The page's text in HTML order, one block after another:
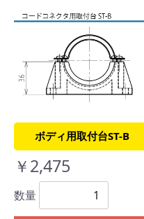
ボディ用取付台ST-B
￥2,475
数量